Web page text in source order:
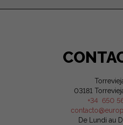
03181
+34 650
De Lundi au